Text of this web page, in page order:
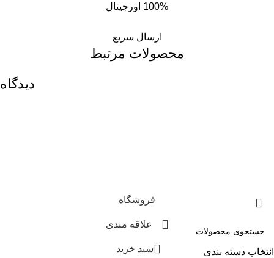
100% اورجینال
ارسال سریع
محصولات مرتبط
دیدگاه
انتخاب دسته بندی
فروشگاه
علاقه مندی
0 سبد خرید